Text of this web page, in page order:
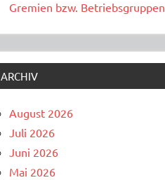
Gremien bzw. Betriebsgruppen
ARCHIV
August 2026
Juli 2026
Juni 2026
Mai 2026